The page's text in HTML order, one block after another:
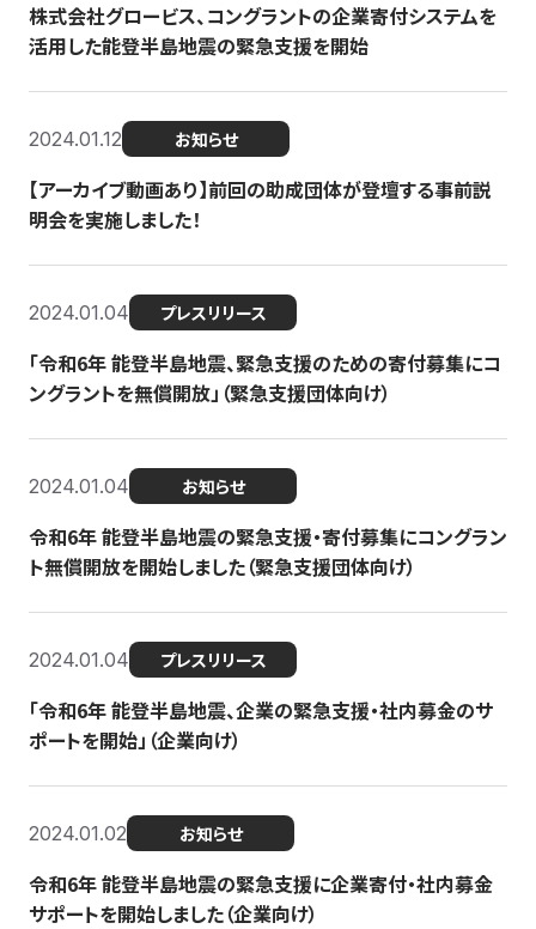
株式会社グロービス、コングラントの企業寄付システムを
活用した能登半島地震の緊急支援を開始
2024.01.12 お知らせ
【アーカイブ動画あり】前回の助成団体が登壇する事前説
明会を実施しました！
2024.01.04 プレスリリース
「令和6年 能登半島地震、緊急支援のための寄付募集にコ
ングラントを無償開放」（緊急支援団体向け）
2024.01.04 お知らせ
令和6年 能登半島地震の緊急支援・寄付募集にコングラン
ト無償開放を開始しました（緊急支援団体向け）
2024.01.04 プレスリリース
「令和6年 能登半島地震、企業の緊急支援・社内募金のサ
ポートを開始」（企業向け）
2024.01.02 お知らせ
令和6年 能登半島地震の緊急支援に企業寄付・社内募金
サポートを開始しました（企業向け）